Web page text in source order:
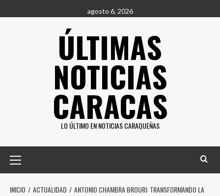
al
agosto 6, 2026
ÚLTIMAS
NOTICIAS
CARACAS
LO ÚLTIMO EN NOTICIAS CARAQUEÑAS
principal
INICIO ACTUALIDAD
ANTONIO CHAMBRA BROURI: TRANSFORMANDO LA